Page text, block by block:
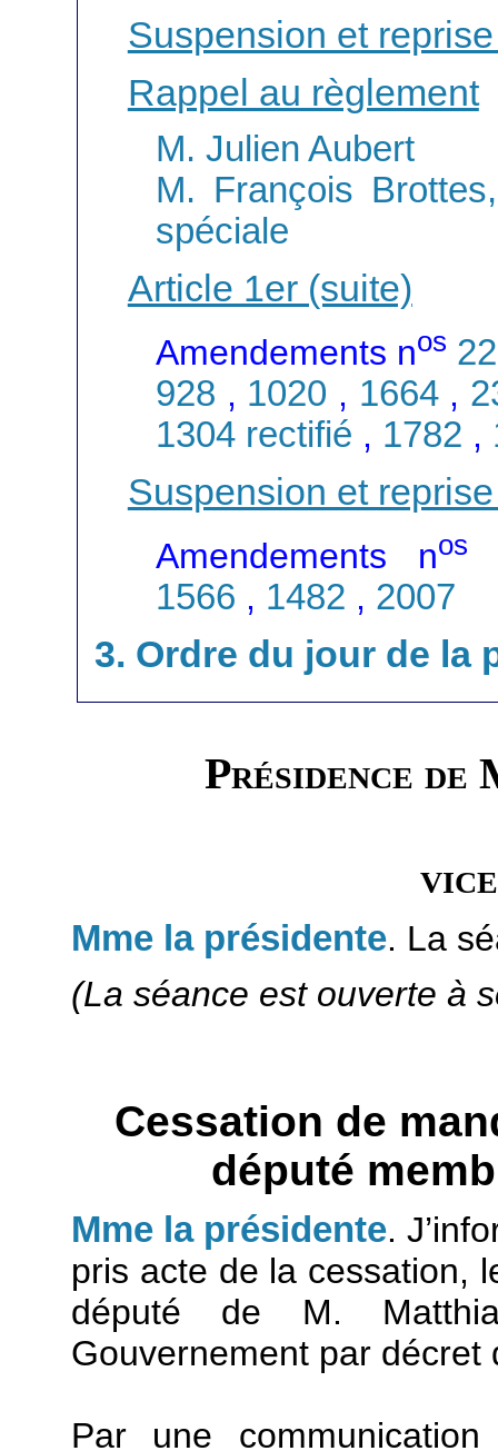
Suspension et
Rappel au règlement
M. Julien Aubert
M. François
spéciale
Article 1er (suite)
Amendements nos
928 , 1020 , 1664,
1304 rectifié , 1782 ,
Suspension et
Amendements nos
1566 , 1482 , 2007
3. Ordre du jour de la
Présidence de
Mme la présidente. La
(La séance est ouverte à
Cessation de
député
Mme la présidente.
pris acte de la cessation,
député de M.
Gouvernement par décret
Par une